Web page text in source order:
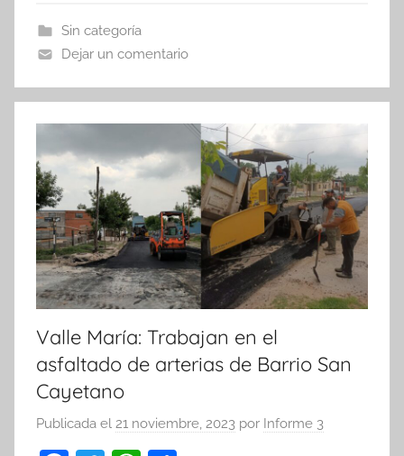
b
o
o
k
A
p
p
tir
Sin categoría
Dejar un comentario
Valle María: Trabajan en el
asfaltado de arterias de Barrio San
Cayetano
Publicada el 21 noviembre, 2023 por Informe 3